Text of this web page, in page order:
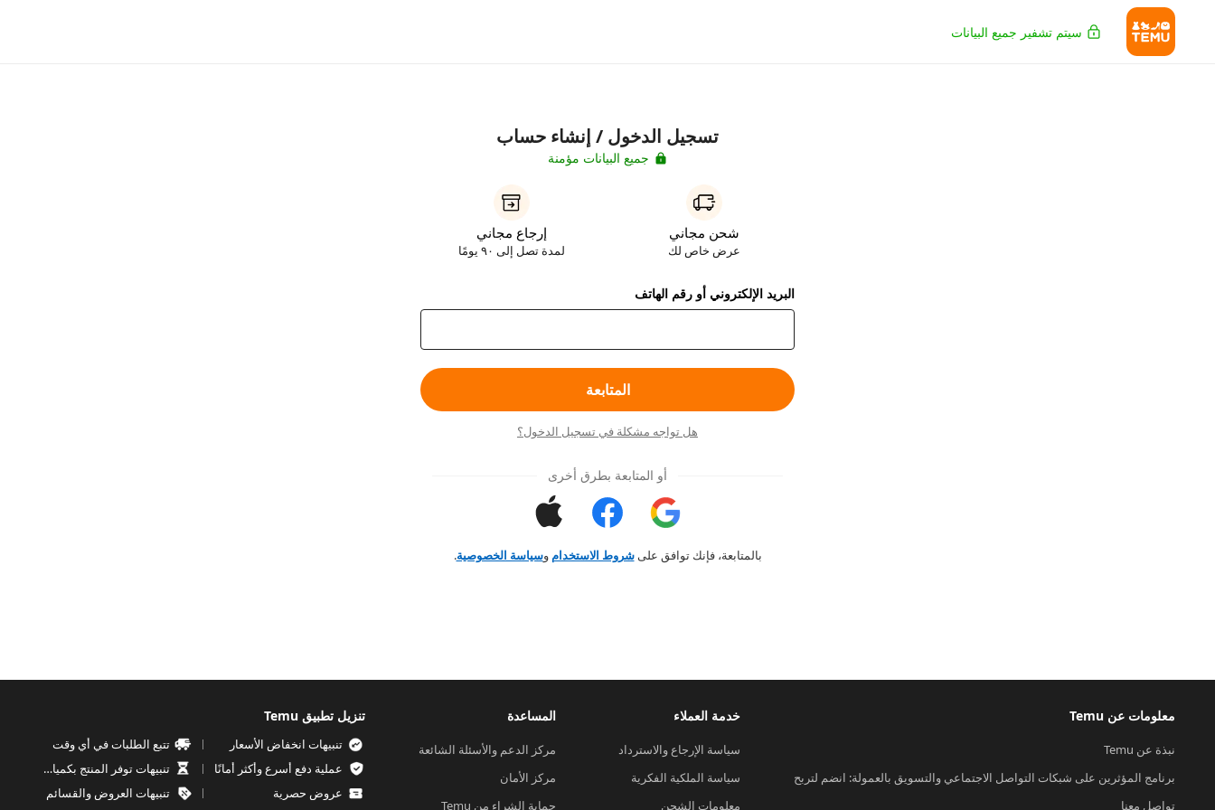
سيتم تشفير جميع البيانات
تسجيل الدخول / إنشاء حساب
جميع البيانات مؤمنة
شحن مجاني
عرض خاص لك
إرجاع مجاني
لمدة تصل إلى ٩٠ يومًا
البريد الإلكتروني أو رقم الهاتف
المتابعة
هل تواجه مشكلة في تسجيل الدخول؟
أو المتابعة بطرق أخرى
بالمتابعة، فإنك توافق علىشروط الاستخدام وسياسة الخصوصية.
معلومات عن Temu
نبذة عن Temu
برنامج المؤثرين على شبكات التواصل الاجتماعي والتسويق بالعمولة: انضم لتربح
تواصل معنا
خدمة العملاء
سياسة الإرجاع والاسترداد
سياسة الملكية الفكرية
معلومات الشحن
المساعدة
مركز الدعم والأسئلة الشائعة
مركز الأمان
حماية الشراء من Temu
تنزيل تطبيق Temu
تنبيهات انخفاض الأسعار
تتبع الطلبات في أي وقت
عملية دفع أسرع وأكثر أمانًا
تنبيهات توفر المنتج بكميات محدودة
عروض حصرية
تنبيهات العروض والقسائم